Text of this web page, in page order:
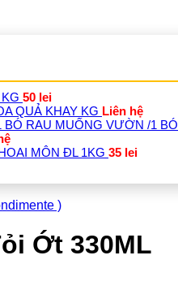
50 lei
QUẢ KHAY KG Liên hệ
RAU MUỐNG VƯỜN /1 BÓ
MÔN ĐL 1KG 35 lei
)
Ớt 330ML